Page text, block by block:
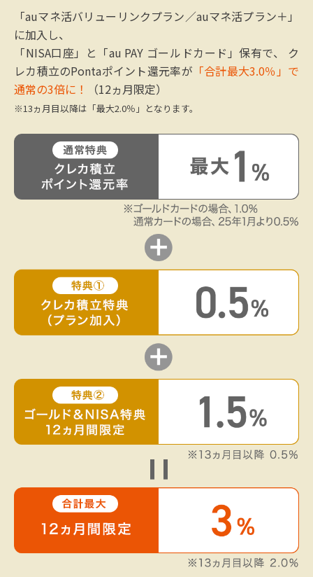
「auマネ活バリューリンクプラン／auマネ活プラン＋」
に加入し、
「NISA口座」と「au PAY ゴールドカード」保有で、
ク
レカ積立のPontaポイント還元率が 「合計最大3.0％」で
通常の3倍に！
（12ヵ月限定）
※13ヵ月目以降は「最大2.0％」となります。